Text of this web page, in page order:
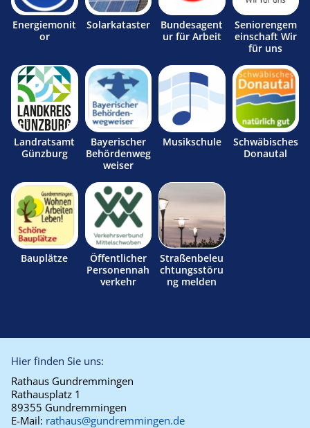
Energiemonit
or
Solarkataster
Bundesagent
ur für Arbeit
Seniorengem
einschaft Wir
für uns
Landratsamt
Günzburg
Bayerischer
Behördenweg
weiser
Musikschule
Schwäbisches
Donautal
Bauplätze
Öffentlicher
Personennah
verkehr
Straßenbeleu
chtungsstöru
ng melden
Hier finden Sie uns:
Rathaus Gundremmingen
Rathausplatz 1
89355 Gundremmingen
E-Mail: rathaus@gundremmingen.de